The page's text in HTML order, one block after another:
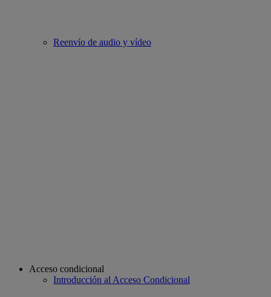
Reenvío de audio y vídeo
Acceso condicional
Introducción al Acceso Condicional